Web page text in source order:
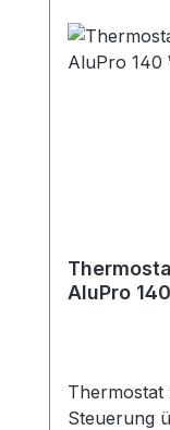
AluPro
Thermostat
Steuerung